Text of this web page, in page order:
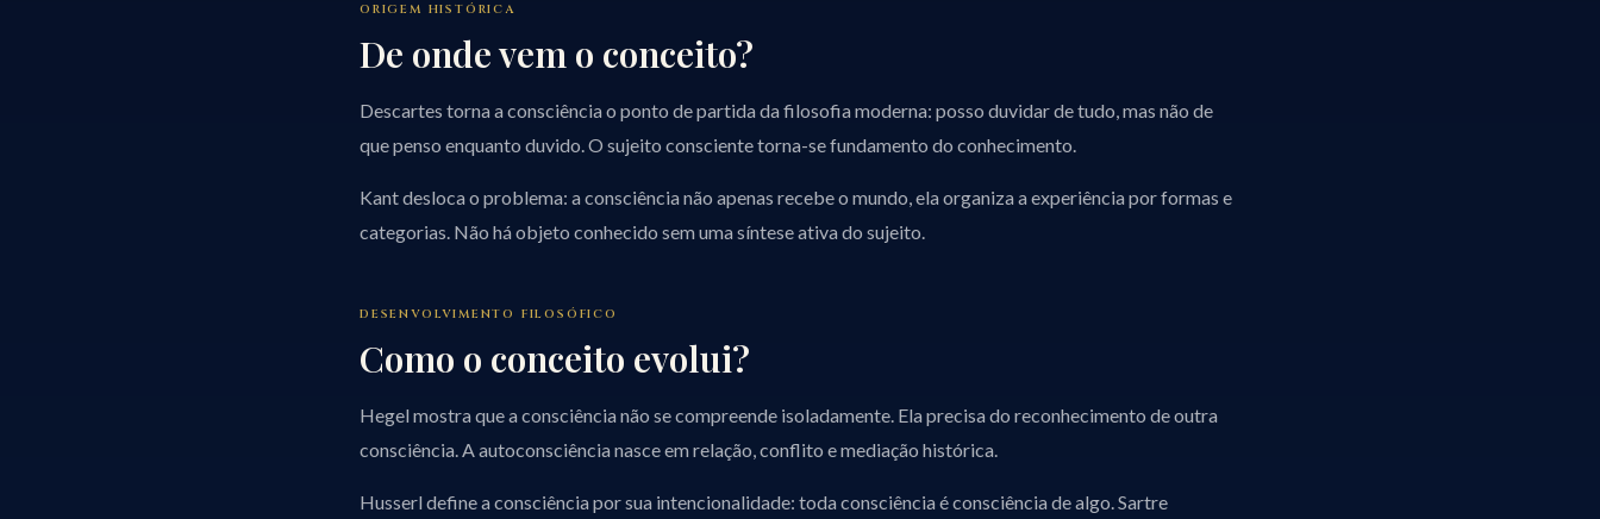
ORIGEM HISTÓRICA
De onde vem o conceito?
Descartes torna a consciência o ponto de partida da filosofia moderna: posso duvidar de tudo, mas não de
que penso enquanto duvido. O sujeito consciente torna-se fundamento do conhecimento.
Kant desloca o problema: a consciência não apenas recebe o mundo, ela organiza a experiência por formas e
categorias. Não há objeto conhecido sem uma síntese ativa do sujeito.
DESENVOLVIMENTO FILOSÓFICO
Como o conceito evolui?
Hegel mostra que a consciência não se compreende isoladamente. Ela precisa do reconhecimento de outra
consciência. A autoconsciência nasce em relação, conflito e mediação histórica.
Husserl define a consciência por sua intencionalidade: toda consciência é consciência de algo. Sartre